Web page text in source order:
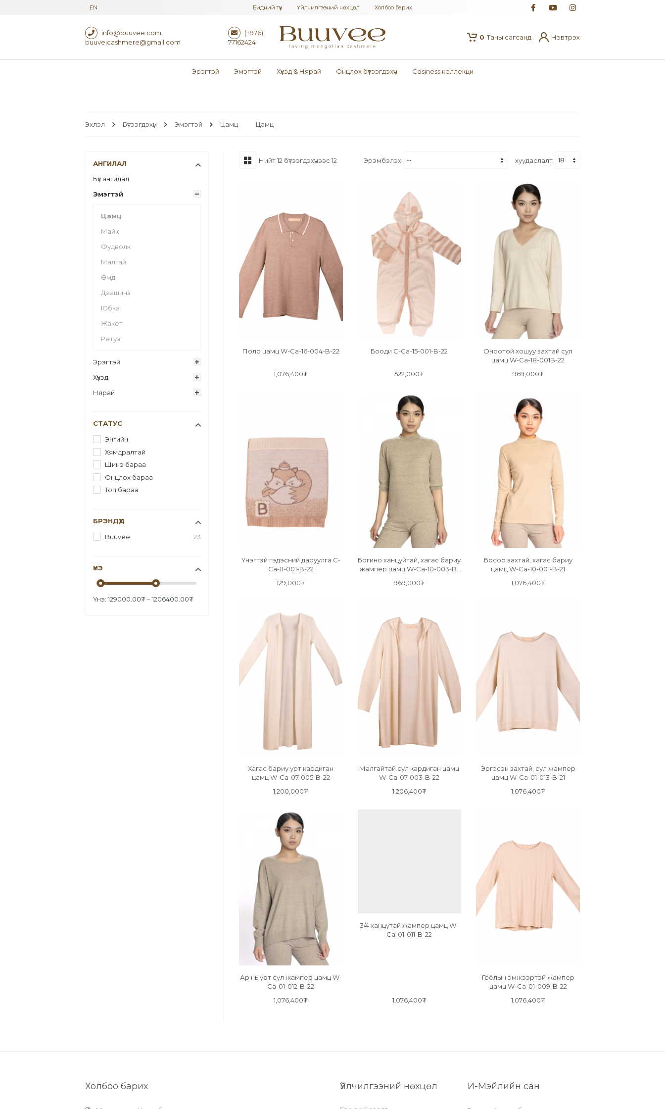
EN Бидний түүх Үйлчилгээний нөхцөл Холбоо барих
0 Таны сагсанд Нэвтрэх
info@buuvee.com
buuveicashmere@gmail.com
(+976)
77162424
Эрэгтэй Эмэгтэй Хүүхэд & Нярай Онцлох бүтээгдэхүүн Cosiness коллекци
Эхлэл Бүтээгдэхүүн Эмэгтэй Цамц Цамц
АНГИЛАЛ
Бүх ангилал
Эмэгтэй
Цамц
Майк
Фудволк
Малгай
Өмд
Даашинз
Юбка
Жакет
Ретуз
Эрэгтэй
Хүүхэд
Нярай
СТАТУС
Энгийн
Хямдралтай
Шинэ бараа
Онцлох бараа
Топ бараа
БРЭНДҮҮД
Buuvee
23
ҮНЭ
Үнэ: 129000.00₮ –1206400.00₮
Нийт12 бүтээгдэхүүнээс 12 Эрэмбэлэх хуудаслалт
Поло цамц W-Ca-16-004-B-22
1,076,400₮
Бооди C-Ca-15-001-B-22
522,000₮
Оноотой хошуу захтай сул
цамц W-Ca-18-001B-22
969,000₮
Үнэгтэй гэдэсний даруулга C-
Ca-11-001-B-22
129,000₮
Богино ханцуйтай, хагас бариу
жампер цамц W-Ca-10-003-B-
969,000₮
Босоо захтай, хагас бариу
цамц W-Ca-10-001-B-21
1,076,400₮
Хагас бариу урт кардиган
цамц W-Ca-07-005-B-22
1,200,000₮
Малгайтай сул кардиган цамц
W-Ca-07-003-B-22
1,206,400₮
Эргэсэн захтай, сул жампер
цамц W-Ca-01-013-B-21
1,076,400₮
Ар нь урт сул жампер цамц W-
Ca-01-012-B-22
1,076,400₮
3/4 ханцутай жампер цамц W-
Ca-01-011-B-22
1,076,400₮
Гоёлын эмжээртэй жампер
цамц W-Ca-01-009-B-22
1,076,400₮
Холбоо барих Үйлчилгээний нөхцөл И-Мэйлийн сан